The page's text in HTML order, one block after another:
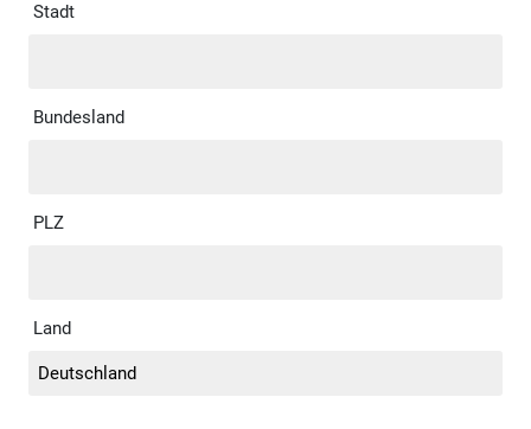
Stadt
Bundesland
PLZ
Land